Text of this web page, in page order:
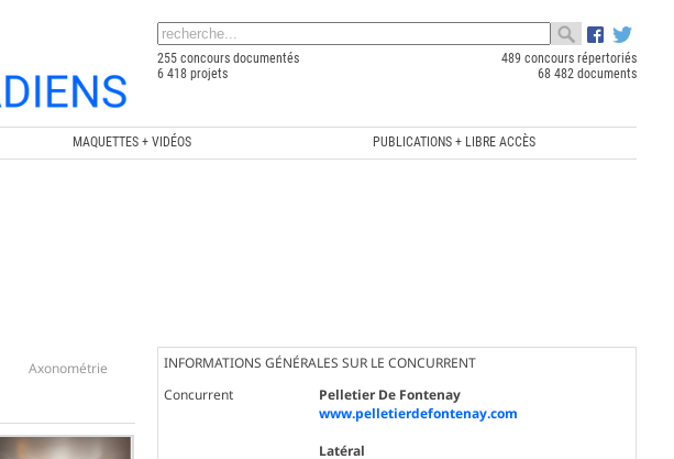
255 concours documentés
489 concours répertoriés
6 418 projets
68 482 documents
MAQUETTES + VIDÉOS PUBLICATIONS + LIBRE ACCÈS
Axonométrie
INFORMATIONS GÉNÉRALES SUR LE CONCURRENT
Concurrent
Pelletier De Fontenay
www.pelletierdefontenay.com
Latéral